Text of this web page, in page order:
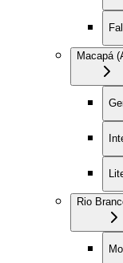
Macapá
Rio